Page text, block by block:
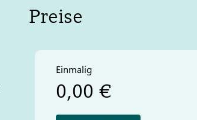
Preise
Einmalig
0,00 €